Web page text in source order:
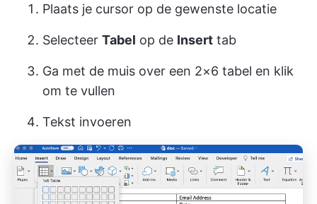
Plaats je cursor op de gewenste locatie
Selecteer Tabel op de Insert tab
Ga met de muis over een 2×6 tabel en klik
om te vullen
Tekst invoeren